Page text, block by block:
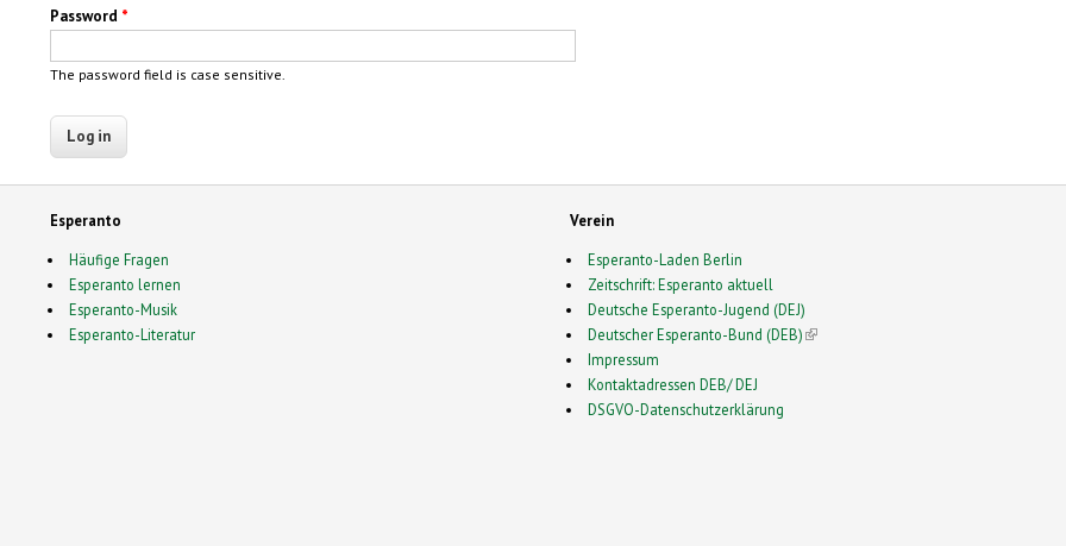
Password *
The password field is case sensitive.
Esperanto
Häufige Fragen
Esperanto lernen
Esperanto-Musik
Esperanto-Literatur
Verein
Esperanto-Laden Berlin
Zeitschrift: Esperanto aktuell
Deutsche Esperanto-Jugend (DEJ)
Deutscher Esperanto-Bund (DEB)(link is external)
Impressum
Kontaktadressen DEB/ DEJ
DSGVO-Datenschutzerklärung